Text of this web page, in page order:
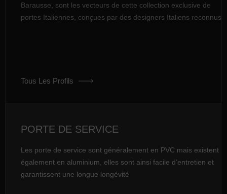
Barausse, sont les vecteurs de cette collection exclusive de
portes Italiennes, conçues par des designers Italiens reconnus
Tous Les Profils
PORTE DE SERVICE
Les porte de service sont généralement en PVC mais existent
également en aluminium, elles sont ainsi facile d’entretien et
garantissent une longue longévité